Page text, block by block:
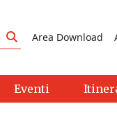
Cerca
Area Download
Eventi